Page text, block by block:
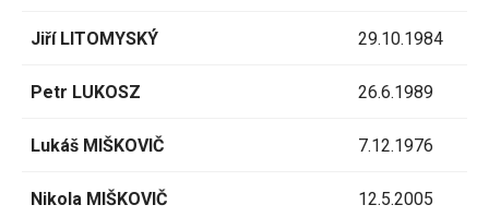
Jiří LITOMYSKÝ 29.10.1984
Petr LUKOSZ 26.6.1989
Lukáš MIŠKOVIČ 7.12.1976
Nikola MIŠKOVIČ 12.5.2005